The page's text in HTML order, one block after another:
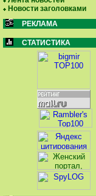
Новости заголовками
РЕКЛАМА
СТАТИСТИКА